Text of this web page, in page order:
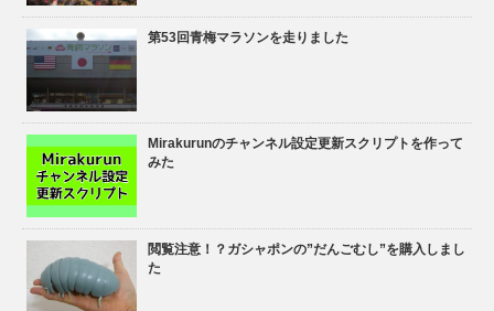
第53回青梅マラソンを走りました
Mirakurunのチャンネル設定更新スクリプトを作って
みた
閲覧注意！？ガシャポンの”だんごむし”を購入しまし
た